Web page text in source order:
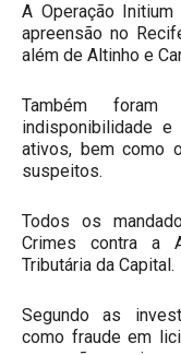
A Operação
apreensão no
além de Altinho e
Também
indisponibilidade
ativos, bem como
suspeitos.
Todos os
Crimes contra a
Tributária da Capital.
Segundo as
como fraude em